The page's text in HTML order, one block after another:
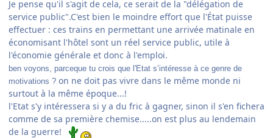
​Je pense qu'il s'agit de cela, ce serait de la "délégation de
service public".C'est bien le moindre effort que l'État puisse
effectuer : ces trains en permettant une arrivée matinale en
économisant l'hôtel sont un réel service public, utile à
l'économie générale et donc à l'emploi.
ben voyons, parceque tu crois que l'Etat s’intéresse à ce genre de
motivations ? on ne doit pas vivre dans le même monde ni
surtout à la même époque...!
l'Etat s'y intéressera si y a du fric à gagner, sinon il s'en fichera
comme de sa première chemise.....on est plus au lendemain
de la guerre!